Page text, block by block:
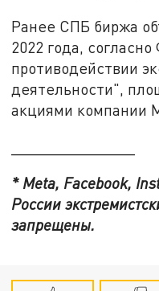
Ранее СПБ биржа
2022 года,
противодействии
деятельности",
акциями компании
* Meta, Facebook,
России
запрещены.